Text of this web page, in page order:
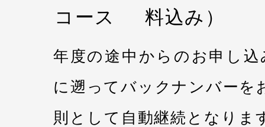
コース
料込み）
年度の途中からのお申し
に遡ってバックナンバーを
則として自動継続となりま